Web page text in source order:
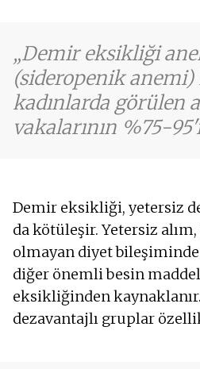
Demir eksikliği
(sideropenik
kadınlarda görülen
vakalarının %75-
Demir eksikliği, yetersiz
da kötüleşir. Yetersiz
olmayan diyet
diğer önemli besin
eksikliğinden kaynaklanır.
dezavantajlı gruplar